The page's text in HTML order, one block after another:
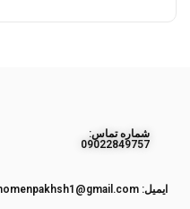
ﺷﻤﺎره ﺗﻤﺎس:
09022849757
ایمیل: momenpakhsh1@gmail.com